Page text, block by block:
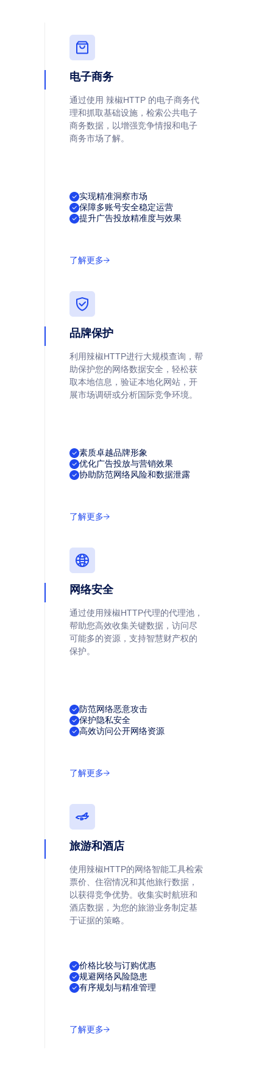
电子商务
通过使用 辣椒HTTP 的电子商务代
理和抓取基础设施，检索公共电子
商务数据，以增强竞争情报和电子
商务市场了解。
实现精准洞察市场
保障多账号安全稳定运营
提升广告投放精准度与效果
了解更多
品牌保护
利用辣椒HTTP进行大规模查询，帮
助保护您的网络数据安全，轻松获
取本地信息，验证本地化网站，开
展市场调研或分析国际竞争环境。
素质卓越品牌形象
优化广告投放与营销效果
协助防范网络风险和数据泄露
了解更多
网络安全
通过使用辣椒HTTP代理的代理池，
帮助您高效收集关键数据，访问尽
可能多的资源，支持智慧财产权的
保护。
防范网络恶意攻击
保护隐私安全
高效访问公开网络资源
了解更多
旅游和酒店
使用辣椒HTTP的网络智能工具检索
票价、住宿情况和其他旅行数据，
以获得竞争优势。收集实时航班和
酒店数据，为您的旅游业务制定基
于证据的策略。
价格比较与订购优惠
规避网络风险隐患
有序规划与精准管理
了解更多